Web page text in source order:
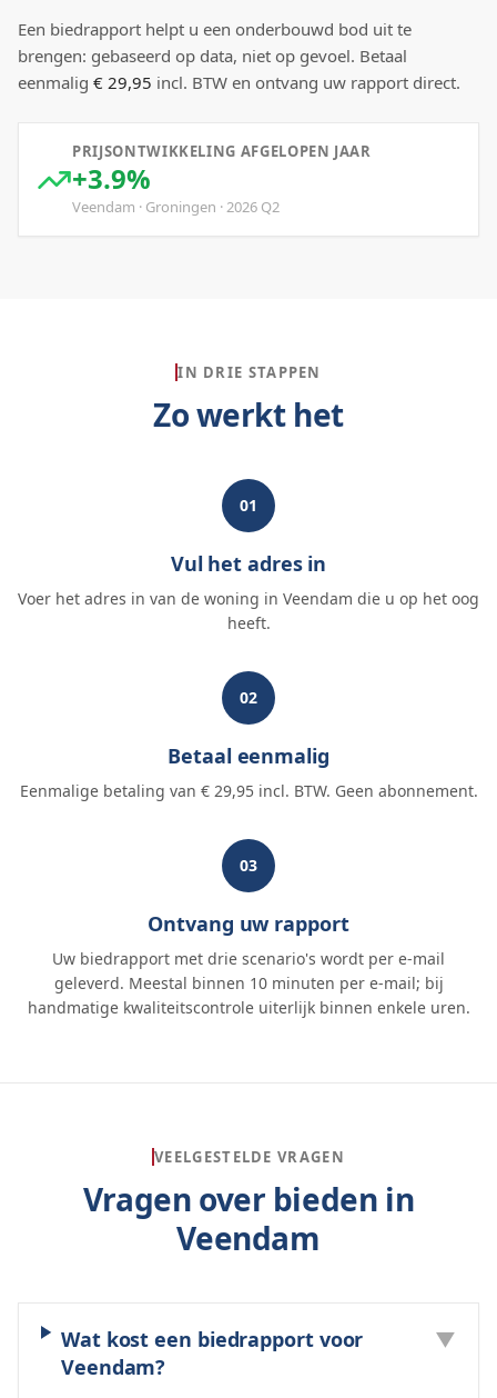
Een biedrapport helpt u een onderbouwd bod uit te
brengen: gebaseerd op data, niet op gevoel. Betaal
eenmalig € 29,95 incl. BTW en ontvang uw rapport direct.
PRIJSONTWIKKELING AFGELOPEN JAAR
+3.9%
Veendam · Groningen ·2026 Q2
IN DRIE STAPPEN
Zo werkt het
01
Vul het adres in
Voer het adres in van de woning in Veendam die u op het oog
heeft.
02
Betaal eenmalig
Eenmalige betaling van € 29,95 incl. BTW. Geen abonnement.
03
Ontvang uw rapport
Uw biedrapport met drie scenario's wordt per e-mail
geleverd. Meestal binnen 10 minuten per e-mail; bij
handmatige kwaliteitscontrole uiterlijk binnen enkele uren.
VEELGESTELDE VRAGEN
Vragen over bieden in
Veendam
Wat kost een biedrapport voor
Veendam?
▼